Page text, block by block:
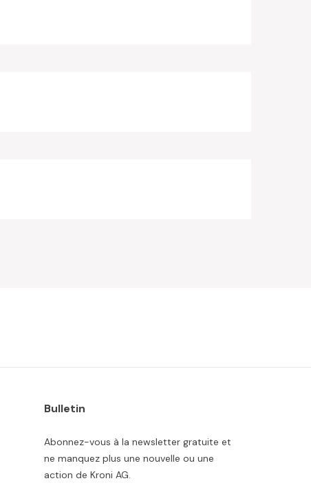
Bulletin
Abonnez-vous à la newsletter gratuite et
ne manquez plus une nouvelle ou une
action de Kroni AG.